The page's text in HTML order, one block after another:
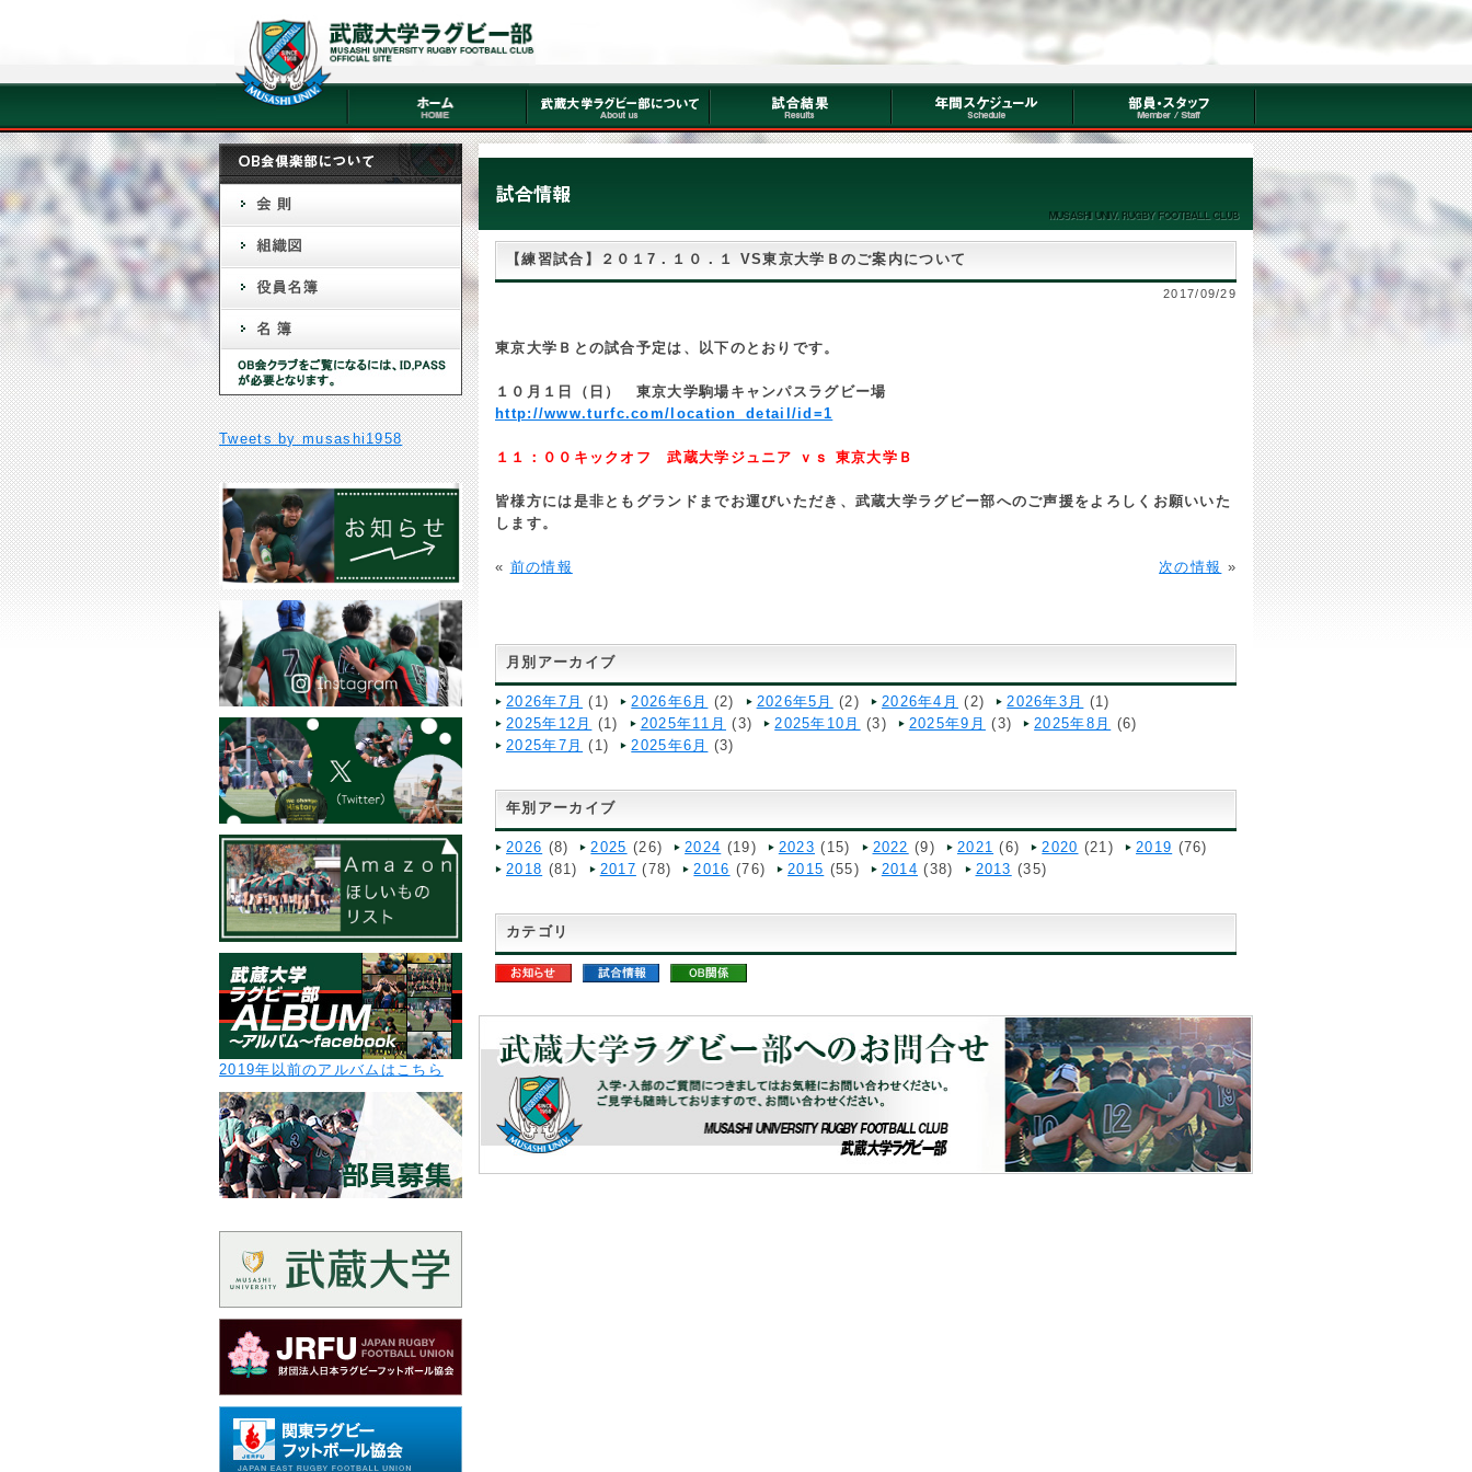
【練習試合】２０１7．１０．１ VS東京大学Ｂのご案内について
2017/09/29
東京大学Ｂとの試合予定は、以下のとおりです。
１０月１日（日） 東京大学駒場キャンパスラグビー場
http://www.turfc.com/location_detail/id=1
１１：００キックオフ 武蔵大学ジュニア ｖｓ 東京大学Ｂ
皆様方には是非ともグランドまでお運びいただき、武蔵大学ラグビー部へのご声援をよろしくお願いいた
します。
« 前の情報 次の情報 »
月別アーカイブ
2026年7月 (1) 2026年6月 (2) 2026年5月 (2) 2026年4月 (2) 2026年3月
(1)
2025年12月
(1) 2025年11月 (3) 2025年10月 (3) 2025年9月 (3) 2025年8月
(6)
2025年7月 (1) 2025年6月 (3)
年別アーカイブ
2026 (8) 2025 (26) 2024 (19) 2023 (15) 2022 (9) 2021 (6) 2020 (21) 2019 (76)
2018 (81) 2017 (78) 2016 (76) 2015 (55) 2014 (38) 2013 (35)
カテゴリ
Tweets by musashi1958
2019年以前のアルバムはこちら